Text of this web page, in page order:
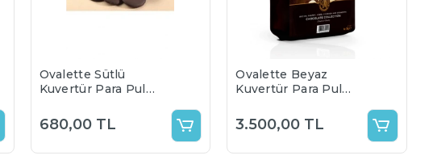
Ovalette Sütlü
Kuvertür Para Pul
680,00 TL
Ovalette Beyaz
Kuvertür Para Pul
3.500,00 TL